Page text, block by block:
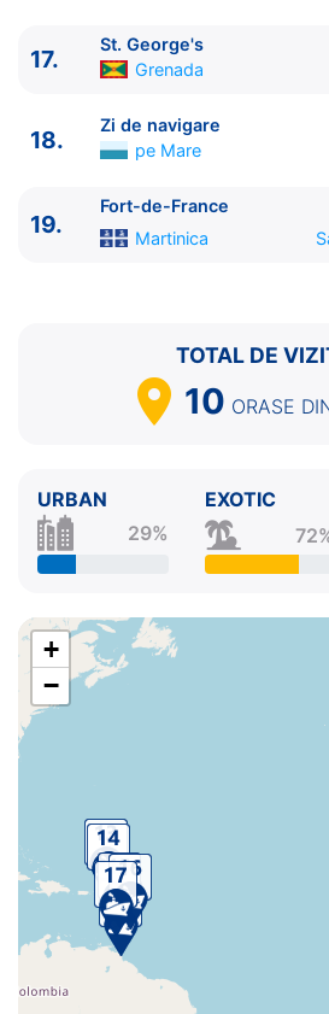
17.
St. George's
Grenada
18.
Zi de navigare
pe Mare
19.
Fort-de-France
Martinica
TOTAL DE
10 ORASE
URBAN
29%
EXOTIC
+
−